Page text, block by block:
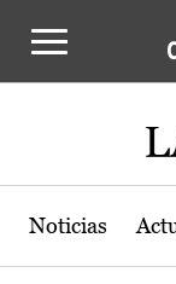
Noticias